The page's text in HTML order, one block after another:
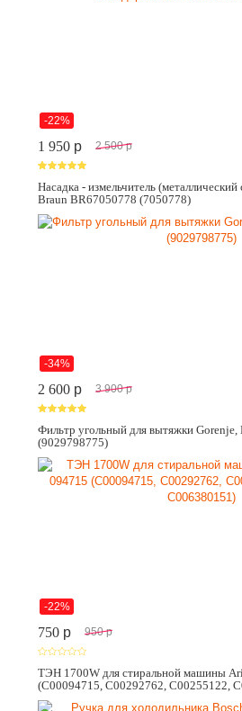
-22%
1 950 p 2 500 p
Насадка - измельчитель
Braun BR67050778 (7050778)
-34%
2 600 p 3 900 p
Фильтр угольный для вытяжки
(9029798775)
-22%
750 p 950 p
ТЭН 1700W для стиральной машины
(C00094715, C00292762, C00255122,